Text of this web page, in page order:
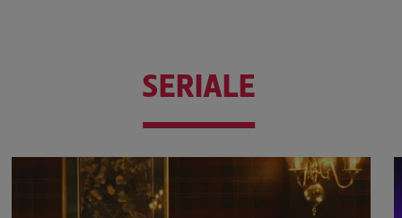
SERIALE